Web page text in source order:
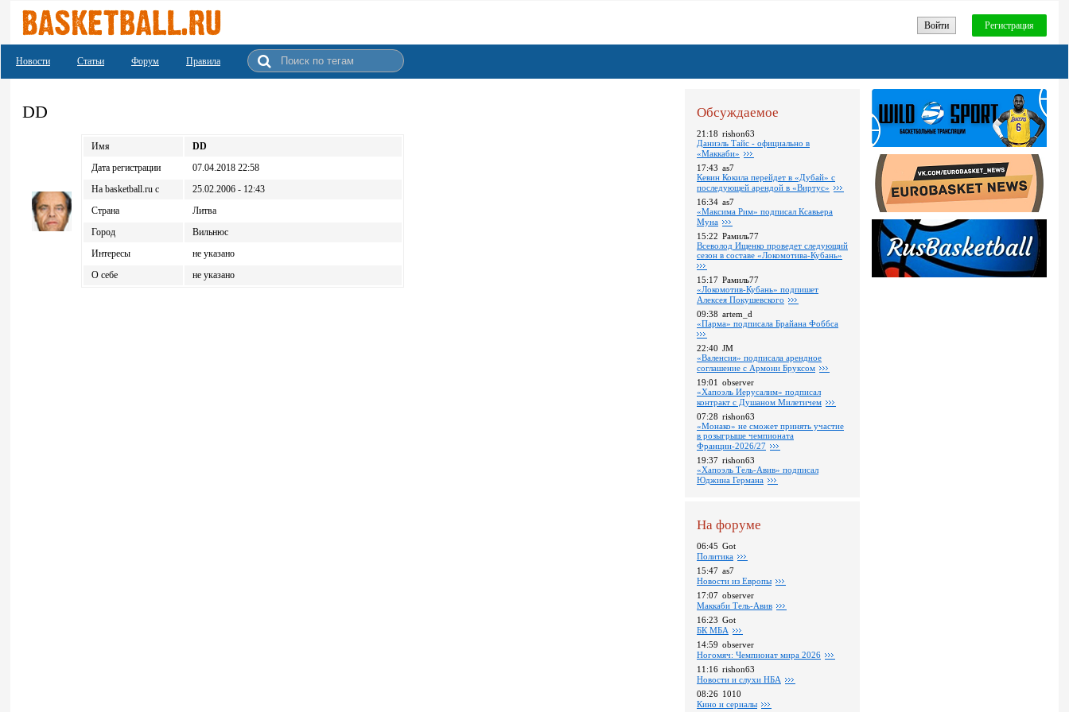
Войти Регистрация
Новости Статьи Форум Правила
DD
Имя
DD
Дата регистрации
07.04.2018 22:58
На basketball.ru c
25.02.2006 - 12:43
Страна
Литва
Город
Вильнюс
Интересы
не указано
О себе
не указано
Обсуждаемое
21:18 rishon63
Даниэль Тайс - официально в
«Маккаби»
17:43 as7
Кевин Кокила перейдет в «Дубай» с
последующей арендой в «Виртус»
16:34 as7
«Максима Рим» подписал Ксавьера
Муна
15:22 Рамиль77
Всеволод Ищенко проведет следующий
сезон в составе «Локомотива-Кубань»
15:17 Рамиль77
«Локомотив-Кубань» подпишет
Алексея Покушевского
09:38 artem_d
«Парма» подписала Брайана Фоббса
22:40 JM
«Валенсия» подписала арендное
соглашение с Армони Бруксом
19:01 observer
«Хапоэль Иерусалим» подписал
контракт с Душаном Милетичем
07:28 rishon63
«Монако» не сможет принять участие
в розыгрыше чемпионата
Франции-2026/27
19:37 rishon63
«Хапоэль Тель-Авив» подписал
Юджина Германа
На форуме
06:45 Got
Политика
15:47 as7
Новости из Европы
17:07 observer
Маккаби Тель-Авив
16:23 Got
БК МБА
14:59 observer
Ногомяч: Чемпионат мира 2026
11:16 rishon63
Новости и слухи НБА
08:26 1010
Кино и сериалы